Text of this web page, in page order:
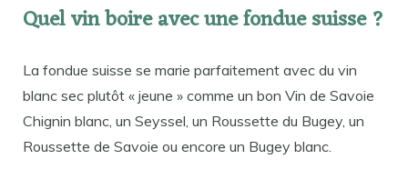
Quel vin boire avec une fondue suisse ?
La fondue suisse se marie parfaitement avec du vin
blanc sec plutôt « jeune » comme un bon Vin de Savoie
Chignin blanc, un Seyssel, un Roussette du Bugey, un
Roussette de Savoie ou encore un Bugey blanc.